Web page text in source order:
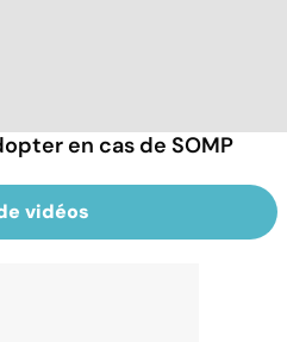
en cas de SOMP
vidéos